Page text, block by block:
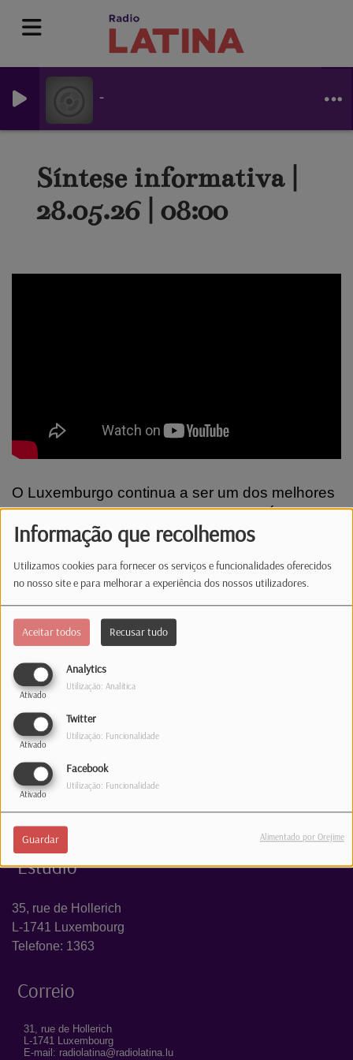
Informação que recolhemos
Utilizamos cookies para fornecer os serviços e funcionalidades oferecidos
no nosso site e para melhorar a experiência dos nossos utilizadores.
Aceitar todos Recusar tudo
Analytics
Ativado
Utilização: Analítica
Twitter
Ativado
Utilização: Funcionalidade
Facebook
Ativado
Utilização: Funcionalidade
Guardar Alimentado por Orejime
-
Síntese informativa |
28.05.26 | 08:00
O Luxemburgo continua a ser um dos melhores
países para construir uma nova vida. É o que
diz um novo estudo internacional e Margarida
Ducado, confirma isso mesmo.
Comentários(0)
Estúdio
35, rue de Hollerich
L-1741 Luxembourg
Telefone: 1363
Correio
31, rue de Hollerich
L-1741 Luxembourg
E-mail: radiolatina@radiolatina.lu